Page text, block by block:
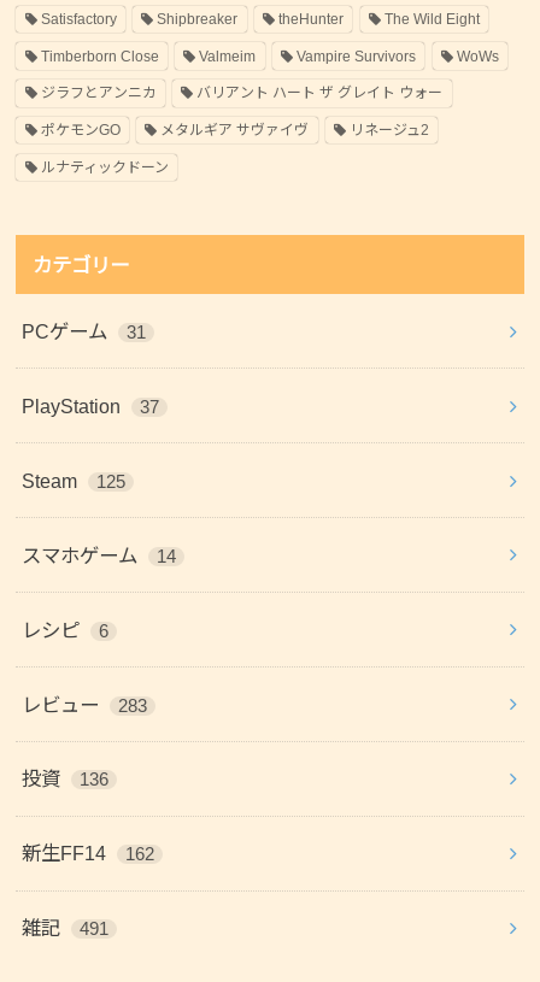
Satisfactory Shipbreaker theHunter The Wild Eight
Timberborn Close Valmeim Vampire Survivors WoWs
ジラフとアンニカ バリアント ハート ザ グレイト ウォー
ポケモンGO メタルギア サヴァイヴ リネージュ2
ルナティックドーン
カテゴリー
PCゲーム 31
PlayStation 37
Steam 125
スマホゲーム 14
レシピ 6
レビュー 283
投資 136
新生FF14 162
雑記 491